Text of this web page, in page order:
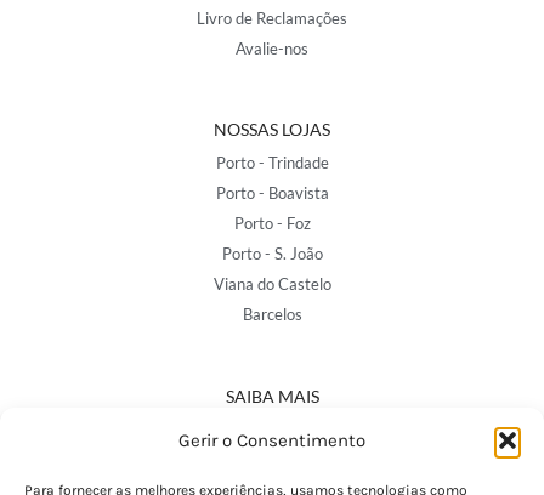
Gerir o Consentimento
Para fornecer as melhores experiências, usamos tecnologias como
Livro de Reclamações
Avalie-nos
NOSSAS LOJAS
Porto - Trindade
Porto - Boavista
Porto - Foz
Porto - S. João
Viana do Castelo
Barcelos
SAIBA MAIS
Política de Privacidade
Termos e Condições